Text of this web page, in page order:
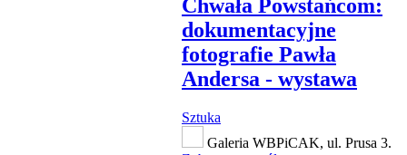
Chwała Powstańcom:
dokumentacyjne
fotografie Pawła
Andersa - wystawa
Sztuka
Galeria WBPiCAK, ul. Prusa 3.